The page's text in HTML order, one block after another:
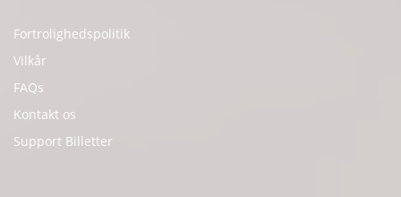
Fortrolighedspolitik
Vilkår
FAQs
Kontakt os
Support Billetter